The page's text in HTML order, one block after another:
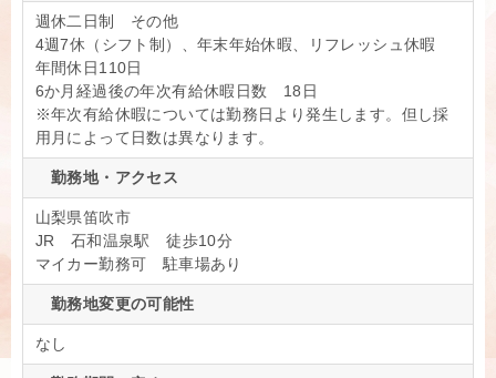
週休二日制 その他
4週7休（シフト制）、年末年始休暇、リフレッシュ休暇
年間休日110日
6か月経過後の年次有給休暇日数 18日
※年次有給休暇については勤務日より発生します。但し採
用月によって日数は異なります。
勤務地・アクセス
山梨県笛吹市
JR 石和温泉駅 徒歩10分
マイカー勤務可 駐車場あり
勤務地変更の可能性
なし